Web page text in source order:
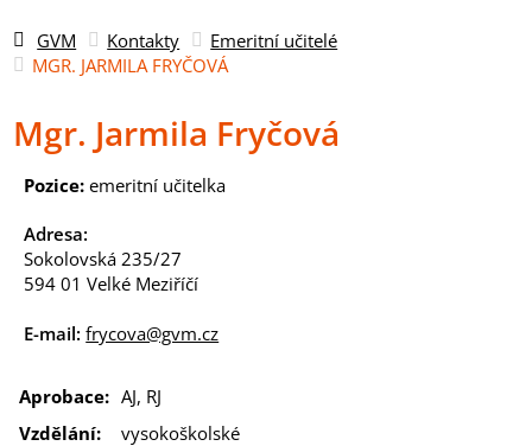
GVM Kontakty
Emeritní učitelé
MGR. JARMILA FRYČOVÁ
Mgr. Jarmila Fryčová
Pozice:emeritní učitelka
Adresa:
Sokolovská 235/27
594 01 Velké Meziříčí
E-mail:frycova@gvm.cz
Aprobace: AJ, RJ
Vzdělání:
vysokoškolské